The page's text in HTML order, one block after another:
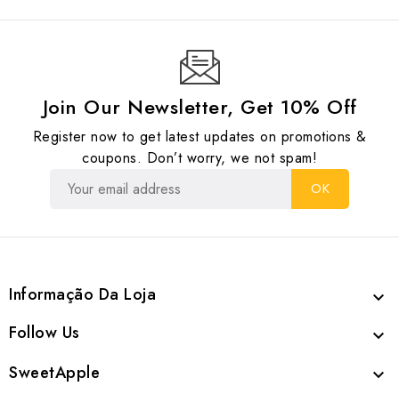
Join Our Newsletter, Get 10% Off
Register now to get latest updates on promotions &
coupons. Don’t worry, we not spam!
Informação Da Loja 
Follow Us 
SweetApple 